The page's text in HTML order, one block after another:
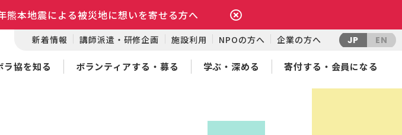
熊本地震による被災地に想いを寄せる方へ
新着情報 講師派遣・研修企画 施設利用 NPOの方へ 企業の方へ JP EN
ラ協を知る ボランティアする・募る 学ぶ・深める 寄付する・会員になる